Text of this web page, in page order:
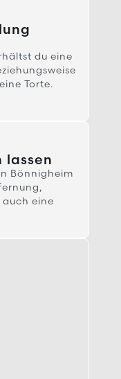
du eine
Torte.
lassen
Bönnigheim
auch eine